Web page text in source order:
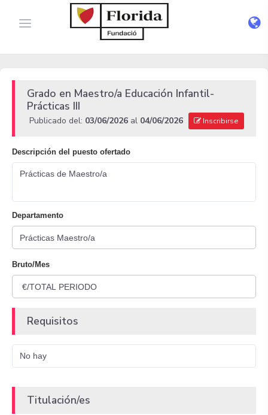
Grado en Maestro/a Educación Infantil-
Prácticas III
Publicado del: 03/06/2026 al 04/06/2026 Inscribirse
Descripción del puesto ofertado
Prácticas de Maestro/a
Departamento
Bruto/Mes
Requisitos
No hay
Titulación/es